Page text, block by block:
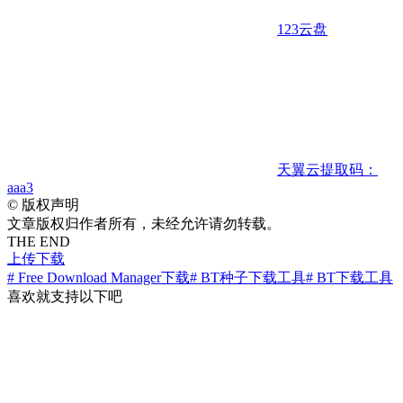
123云盘
天翼云提取码：
aaa3
© 版权声明
文章版权归作者所有，未经允许请勿转载。
THE END
上传下载
# Free Download Manager下载# BT种子下载工具# BT下载工具
喜欢就支持以下吧